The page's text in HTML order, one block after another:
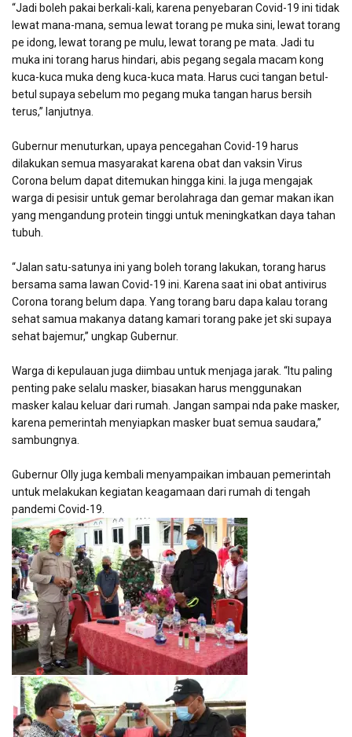
“Jadi boleh pakai berkali-kali, karena penyebaran Covid-19 ini tidak
lewat mana-mana, semua lewat torang pe muka sini, lewat torang
pe idong, lewat torang pe mulu, lewat torang pe mata. Jadi tu
muka ini torang harus hindari, abis pegang segala macam kong
kuca-kuca muka deng kuca-kuca mata. Harus cuci tangan betul-
betul supaya sebelum mo pegang muka tangan harus bersih
terus,” lanjutnya.
Gubernur menuturkan, upaya pencegahan Covid-19 harus
dilakukan semua masyarakat karena obat dan vaksin Virus
Corona belum dapat ditemukan hingga kini. Ia juga mengajak
warga di pesisir untuk gemar berolahraga dan gemar makan ikan
yang mengandung protein tinggi untuk meningkatkan daya tahan
tubuh.
“Jalan satu-satunya ini yang boleh torang lakukan, torang harus
bersama sama lawan Covid-19 ini. Karena saat ini obat antivirus
Corona torang belum dapa. Yang torang baru dapa kalau torang
sehat samua makanya datang kamari torang pake jet ski supaya
sehat bajemur,” ungkap Gubernur.
Warga di kepulauan juga diimbau untuk menjaga jarak. “Itu paling
penting pake selalu masker, biasakan harus menggunakan
masker kalau keluar dari rumah. Jangan sampai nda pake masker,
karena pemerintah menyiapkan masker buat semua saudara,”
sambungnya.
Gubernur Olly juga kembali menyampaikan imbauan pemerintah
untuk melakukan kegiatan keagamaan dari rumah di tengah
pandemi Covid-19.